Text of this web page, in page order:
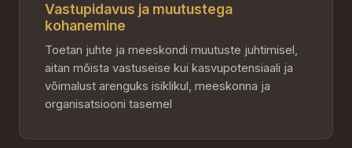
Vastupidavus ja muutustega
kohanemine
Toetan juhte ja meeskondi muutuste juhtimisel,
aitan mõista vastuseise kui kasvupotensiaali ja
võimalust arenguks isiklikul, meeskonna ja
organisatsiooni tasemel